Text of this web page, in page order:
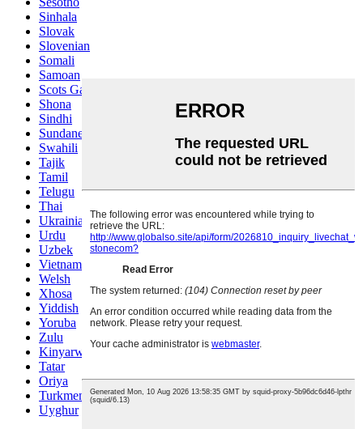
Sinhala
Slovak
Slovenian
Somali
Samoan
Scots Gaelic
Shona
Sindhi
Sundanese
Swahili
Tajik
Tamil
Telugu
Thai
Ukrainian
Urdu
Uzbek
Vietnamese
Welsh
Xhosa
Yiddish
Yoruba
Zulu
Kinyarwanda
Tatar
Oriya
Turkmen
Uyghur